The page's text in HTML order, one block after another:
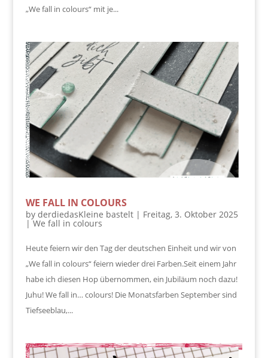
„We fall in colours“ mit je...
WE FALL IN COLOURS
by derdiedasKleine bastelt| Freitag, 3. Oktober 2025
|We fall in colours
Heute feiern wir den Tag der deutschen Einheit und wir von
„We fall in colours“ feiern wieder drei Farben.Seit einem Jahr
habe ich diesen Hop übernommen, ein Jubiläum noch dazu!
Juhu! We fall in… colours! Die Monatsfarben September sind
Tiefseeblau,...